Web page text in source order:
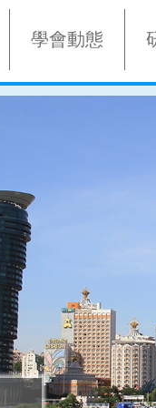
學會動態